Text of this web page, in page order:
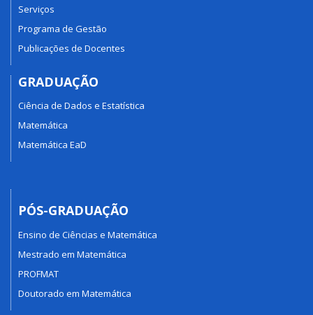
Serviços
Programa de Gestão
Publicações de Docentes
GRADUAÇÃO
Ciência de Dados e Estatística
Matemática
Matemática EaD
PÓS-GRADUAÇÃO
Ensino de Ciências e Matemática
Mestrado em Matemática
PROFMAT
Doutorado em Matemática